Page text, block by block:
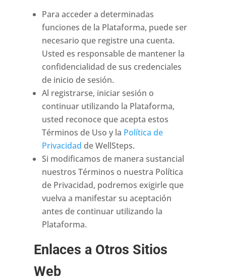
Para acceder a determinadas
funciones de la Plataforma, puede ser
necesario que registre una cuenta.
Usted es responsable de mantener la
confidencialidad de sus credenciales
de inicio de sesión.
Al registrarse, iniciar sesión o
continuar utilizando la Plataforma,
usted reconoce que acepta estos
Términos de Uso y la Política de
Privacidad de WellSteps.
Si modificamos de manera sustancial
nuestros Términos o nuestra Política
de Privacidad, podremos exigirle que
vuelva a manifestar su aceptación
antes de continuar utilizando la
Plataforma.
Enlaces a Otros Sitios
Web